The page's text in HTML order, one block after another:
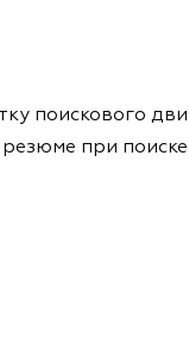
поискового
при